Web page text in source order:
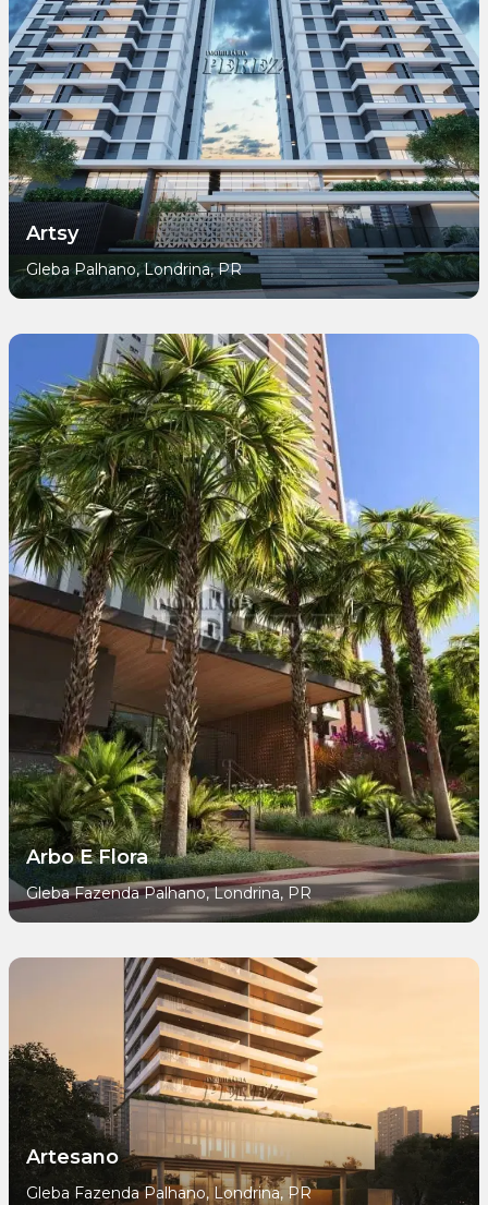
Artsy
Gleba Palhano, Londrina, PR
Arbo E Flora
Gleba Fazenda Palhano, Londrina, PR
Artesano
Gleba Fazenda Palhano, Londrina, PR